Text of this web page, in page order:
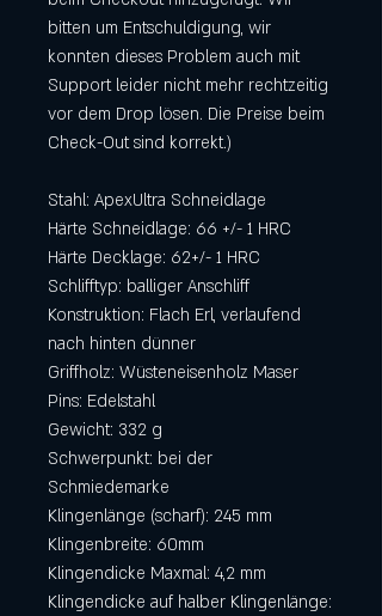
bitten um Entschuldigung, wir
konnten dieses Problem auch mit
Support leider nicht mehr rechtzeitig
vor dem Drop lösen. Die Preise beim
Check-Out sind korrekt.)
Stahl: ApexUltra Schneidlage
Härte Schneidlage: 66 +/- 1 HRC
Härte Decklage: 62+/- 1 HRC
Schlifftyp: balliger Anschliff
Konstruktion: Flach Erl, verlaufend
nach hinten dünner
Griffholz: Wüsteneisenholz Maser
Pins: Edelstahl
Gewicht: 332 g
Schwerpunkt: bei der
Schmiedemarke
Klingenlänge (scharf): 245 mm
Klingenbreite: 60mm
Klingendicke Maxmal: 4,2 mm
Klingendicke auf halber Klingenlänge: